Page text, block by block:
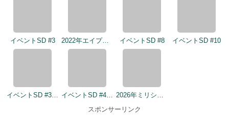
イベントSD #358 イベントSD #432
2026年ミリシタ9周年カウントダウン（1日前）